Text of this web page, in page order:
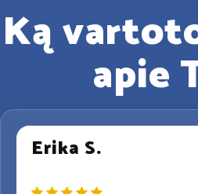
Ką
apie
Erika S.